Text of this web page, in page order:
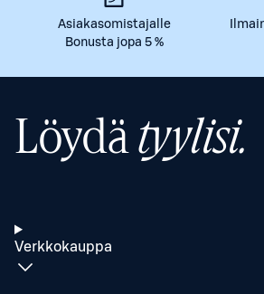
Asiakasomistajalle
Bonusta jopa 5 %
Löydätyylisi.
Verkkokauppa